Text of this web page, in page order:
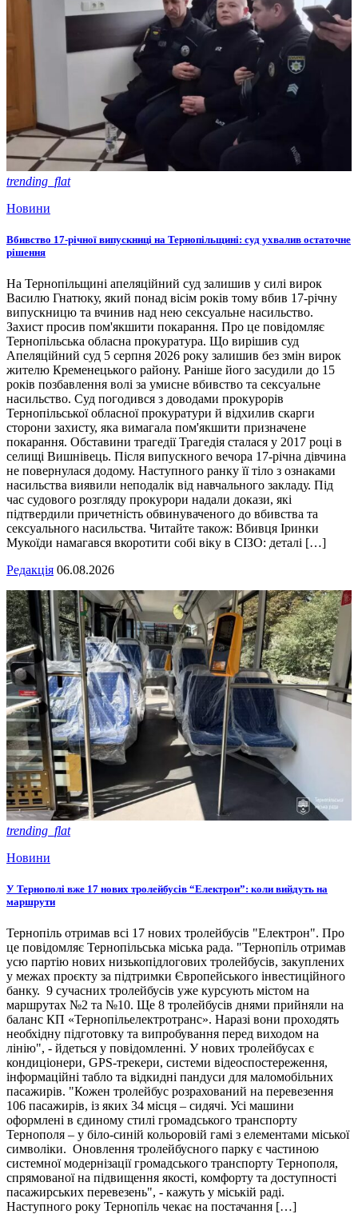
trending_flat
Новини
Вбивство 17-річної випускниці на Тернопільщині: суд ухвалив остаточне
рішення
На Тернопільщині апеляційний суд залишив у силі вирок
Василю Гнатюку, який понад вісім років тому вбив 17-річну
випускницю та вчинив над нею сексуальне насильство.
Захист просив пом'якшити покарання. Про це повідомляє
Тернопільська обласна прокуратура. Що вирішив суд
Апеляційний суд 5 серпня 2026 року залишив без змін вирок
жителю Кременецького району. Раніше його засудили до 15
років позбавлення волі за умисне вбивство та сексуальне
насильство. Суд погодився з доводами прокурорів
Тернопільської обласної прокуратури й відхилив скарги
сторони захисту, яка вимагала пом'якшити призначене
покарання. Обставини трагедії Трагедія сталася у 2017 році в
селищі Вишнівець. Після випускного вечора 17-річна дівчина
не повернулася додому. Наступного ранку її тіло з ознаками
насильства виявили неподалік від навчального закладу. Під
час судового розгляду прокурори надали докази, які
підтвердили причетність обвинуваченого до вбивства та
сексуального насильства. Читайте також: Вбивця Іринки
Мукоїди намагався вкоротити собі віку в СІЗО: деталі […]
Редакція 06.08.2026
trending_flat
Новини
У Тернополі вже 17 нових тролейбусів “Електрон”: коли вийдуть на
маршрути
Тернопіль отримав всі 17 нових тролейбусів "Електрон". Про
це повідомляє Тернопільська міська рада. "Тернопіль отримав
усю партію нових низькопідлогових тролейбусів, закуплених
у межах проєкту за підтримки Європейського інвестиційного
банку. 9 сучасних тролейбусів уже курсують містом на
маршрутах №2 та №10. Ще 8 тролейбусів днями прийняли на
баланс КП «Тернопільелектротранс». Наразі вони проходять
необхідну підготовку та випробування перед виходом на
лінію", - йдеться у повідомленні. У нових тролейбусах є
кондиціонери, GPS-трекери, системи відеоспостереження,
інформаційні табло та відкидні пандуси для маломобільних
пасажирів. "Кожен тролейбус розрахований на перевезення
106 пасажирів, із яких 34 місця – сидячі. Усі машини
оформлені в єдиному стилі громадського транспорту
Тернополя – у біло-синій кольоровій гамі з елементами міської
символіки. Оновлення тролейбусного парку є частиною
системної модернізації громадського транспорту Тернополя,
спрямованої на підвищення якості, комфорту та доступності
пасажирських перевезень", - кажуть у міській раді.
Наступного року Тернопіль чекає на постачання […]